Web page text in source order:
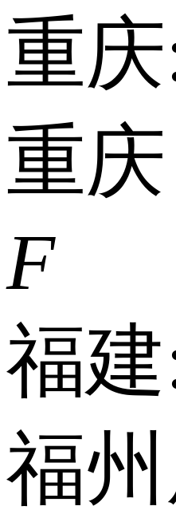
重
重庆
F
福
福州